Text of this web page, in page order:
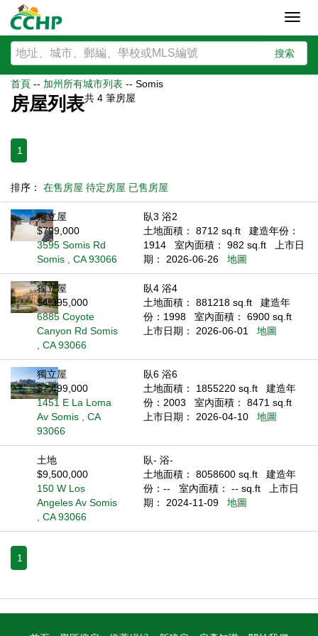
搜索
首頁 -- 加州所有城市列表 -- Somis
房屋列表共 4 筆房屋
1
排序： 在售房屋 待定房屋 已售房屋
獨立屋
$799,000
3595 Somis Rd
Somis , CA 93066
臥3 浴2
土地面積： 8712 sq.ft
建造年份：
1914
室內面積： 982 sq.ft
上市日
期： 2026-06-26
地圖
獨立屋
$4,995,000
6885 Coyote
Canyon Rd Somis
, CA 93066
臥4 浴4
土地面積： 881218 sq.ft
建造年
份：1998
室內面積： 6900 sq.ft
上市日期： 2026-06-01
地圖
獨立屋
$7,499,000
1451 E La Loma
Av Somis , CA
93066
臥6 浴6
土地面積： 1855220 sq.ft
建造年
份：2003
室內面積： 8471 sq.ft
上市日期： 2026-04-10
地圖
土地
$9,500,000
150 W Los
Angeles Av Somis
, CA 93066
臥- 浴-
土地面積： 8058600 sq.ft
建造年
份：--
室內面積： -- sq.ft
上市日
期： 2024-11-09
地圖
1